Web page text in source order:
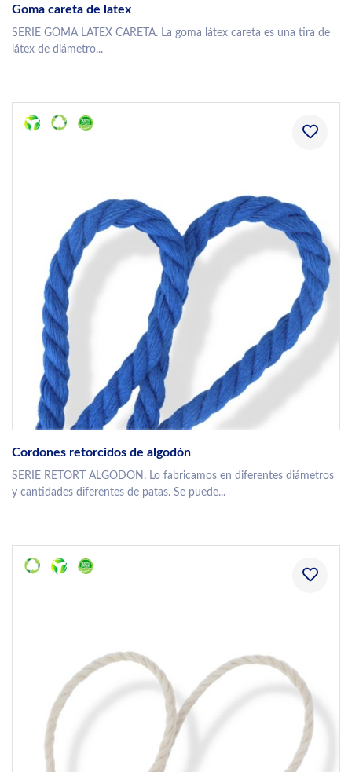
Goma careta de latex
SERIE GOMA LATEX CARETA. La goma látex careta es una tira de
látex de diámetro...
Cordones retorcidos de algodón
SERIE RETORT ALGODON. Lo fabricamos en diferentes diámetros
y cantidades diferentes de patas. Se puede...